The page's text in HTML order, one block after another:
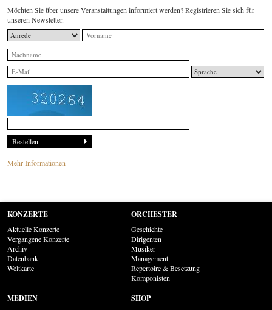
Möchten Sie über unsere Veranstaltungen informiert werden? Registrieren Sie sich für
unseren Newsletter.
Mehr Informationen
KONZERTE
Aktuelle Konzerte
Vergangene Konzerte
Archiv
Datenbank
Weltkarte
ORCHESTER
Geschichte
Dirigenten
Musiker
Management
Repertoire & Besetzung
Komponisten
MEDIEN SHOP